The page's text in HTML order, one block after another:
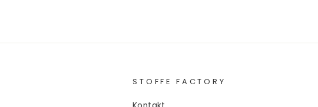
STOFFE FACTORY